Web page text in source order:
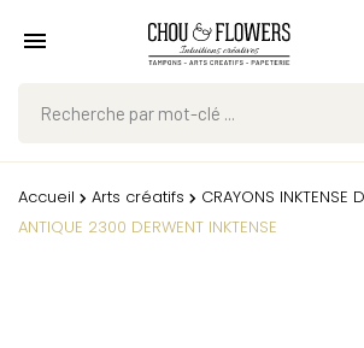
Accueil Arts créatifs CRAYONS INKTENSE
ANTIQUE 2300 DERWENT INKTENSE